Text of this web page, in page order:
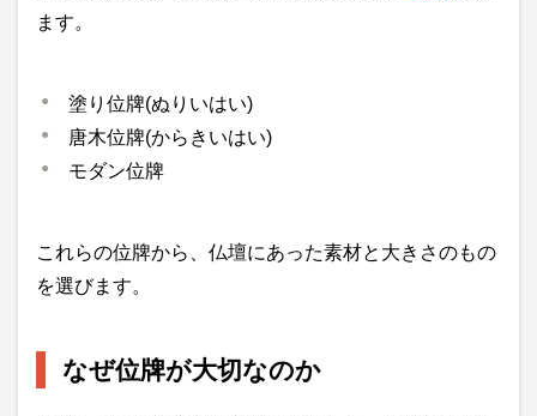
ます。
塗り位牌(ぬりいはい)
唐木位牌(からきいはい)
モダン位牌
これらの位牌から、仏壇にあった素材と大きさのもの
を選びます。
なぜ位牌が大切なのか